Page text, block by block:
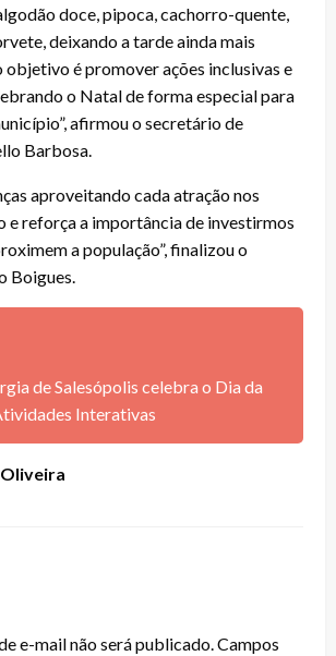
doce, pipoca, cachorro-quente,
deixando a tarde ainda mais
objetivo é promover ações inclusivas e
o Natal de forma especial para
afirmou o secretário de
Barbosa.
aproveitando cada atração nos
e reforça a importância de investirmos
a população”, finalizou o
Boigues.
de Salesópolis celebra o Dia da
Interativas
e-mail não será publicado.Campos